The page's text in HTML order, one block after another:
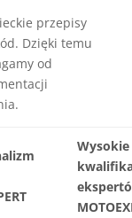
przepisy
Dzięki temu
od
Wysokie